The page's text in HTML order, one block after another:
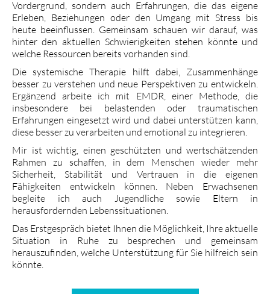
Vordergrund, sondern auch Erfahrungen, die das eigene
Erleben, Beziehungen oder den Umgang mit Stress bis
heute beeinflussen. Gemeinsam schauen wir darauf, was
hinter den aktuellen Schwierigkeiten stehen könnte und
welche Ressourcen bereits vorhanden sind.
Die systemische Therapie hilft dabei, Zusammenhänge
besser zu verstehen und neue Perspektiven zu entwickeln.
Ergänzend arbeite ich mit EMDR, einer Methode, die
insbesondere bei belastenden oder traumatischen
Erfahrungen eingesetzt wird und dabei unterstützen kann,
diese besser zu verarbeiten und emotional zu integrieren.
Mir ist wichtig, einen geschützten und wertschätzenden
Rahmen zu schaffen, in dem Menschen wieder mehr
Sicherheit, Stabilität und Vertrauen in die eigenen
Fähigkeiten entwickeln können. Neben Erwachsenen
begleite ich auch Jugendliche sowie Eltern in
herausfordernden Lebenssituationen.
Das Erstgespräch bietet Ihnen die Möglichkeit, Ihre aktuelle
Situation in Ruhe zu besprechen und gemeinsam
herauszufinden, welche Unterstützung für Sie hilfreich sein
könnte.